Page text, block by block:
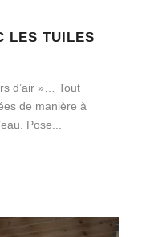
LES TUILES
d’air »… Tout
de manière à
Pose...